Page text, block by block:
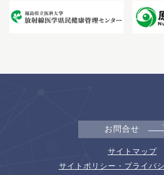
お問合せ
サイトマップ
サイトポリシー・プライバ